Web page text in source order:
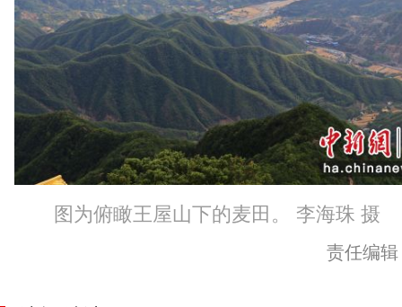
图为俯瞰王屋山下的麦田。 李海珠 摄
责任编